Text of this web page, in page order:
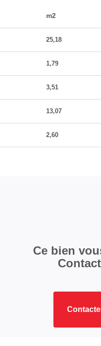
m2
25,18
1,79
3,51
13,07
2,60
Ce bien